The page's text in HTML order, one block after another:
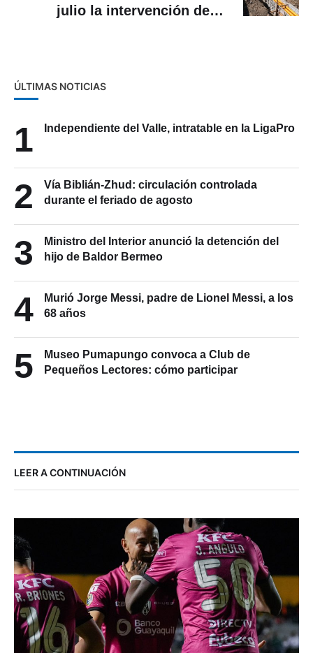
julio la intervención de la
ÚLTIMAS NOTICIAS
1 Independiente del Valle, intratable en la LigaPro
2
Vía Biblián-Zhud: circulación controlada
durante el feriado de agosto
3
Ministro del Interior anunció la detención del
hijo de Baldor Bermeo
4
Murió Jorge Messi, padre de Lionel Messi, a los
68 años
5
Museo Pumapungo convoca a Club de
Pequeños Lectores: cómo participar
LEER A CONTINUACIÓN